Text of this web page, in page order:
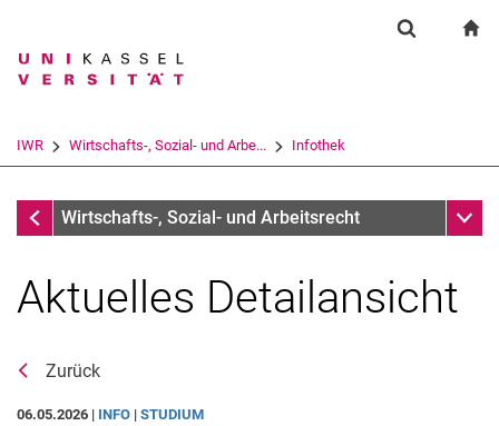
Springe direkt zu: Inhalt
Springe direkt zu: Suche
Springe direkt zu:
Suchbegriff
Suchen (öffnet externen Link in einem
IWR Wirtschafts-, Sozial- und Arbe... Infothek
InfothekWirtschafts-, Sozial- und Arbeitsrecht
Aktuelles Detailansicht
Zurück
06.05.2026 | INFO | STUDIUM